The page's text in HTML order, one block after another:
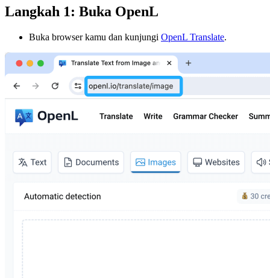
Langkah 1: Buka OpenL
Buka browser kamu dan kunjungi OpenL Translate.